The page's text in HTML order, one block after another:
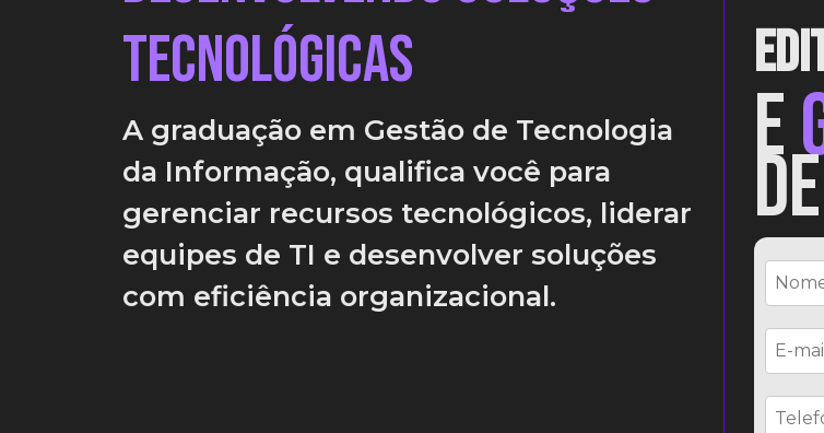
Tecnológicas
A graduação em Gestão de Tecnologia
da Informação, qualifica você para
gerenciar recursos tecnológicos, liderar
equipes de TI e desenvolver soluções
com eficiência organizacional.
E